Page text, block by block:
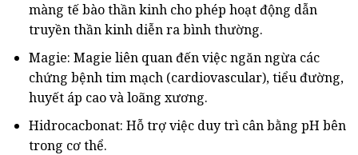
màng tế bào thần kinh cho phép hoạt động dẫn
truyền thần kinh diễn ra bình thường.
Magie: Magie liên quan đến việc ngăn ngừa các
chứng bệnh tim mạch (cardiovascular), tiểu đường,
huyết áp cao và loãng xương.
Hidrocacbonat: Hỗ trợ việc duy trì cân bằng pH bên
trong cơ thể.